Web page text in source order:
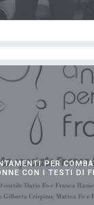
PER
CON I TESTI DI